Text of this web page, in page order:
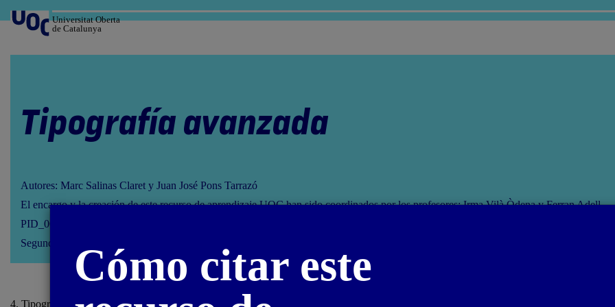
al
contenido
Universitat Oberta
de Catalunya
Tipografía avanzada
Autores: Marc Salinas Claret y Juan José Pons Tarrazó
El encargo y la creación de este recurso de aprendizaje UOC han sido coordinados por los profesores: Irma Vilà Òdena y Ferran Adell
PID_00293634
Segunda edición: febrero 2023
4. Tipografía digital / 4.1. Breve historia de la tipografía digital
Cómo citar este